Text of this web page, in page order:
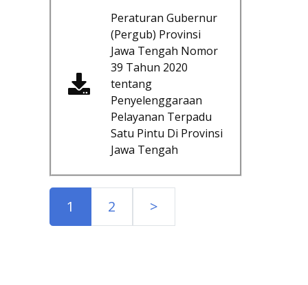
Peraturan Gubernur
(Pergub) Provinsi
Jawa Tengah Nomor
39 Tahun 2020
tentang
Penyelenggaraan
Pelayanan Terpadu
Satu Pintu Di Provinsi
Jawa Tengah
1 2 >